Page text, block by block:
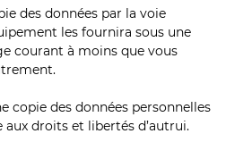
des données par la voie
les fournira sous une
courant à moins que vous
copie des données personnelles
droits et libertés d’autrui.